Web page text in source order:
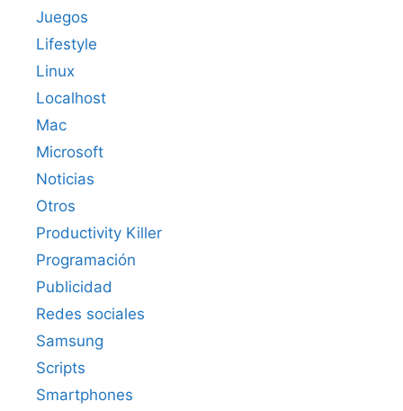
Juegos
Lifestyle
Linux
Localhost
Mac
Microsoft
Noticias
Otros
Productivity Killer
Programación
Publicidad
Redes sociales
Samsung
Scripts
Smartphones